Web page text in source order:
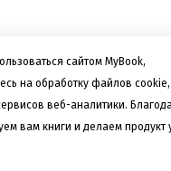
сайтом MyBook,
на обработку файлов
веб-аналитики.
вам книги и делаем продукт